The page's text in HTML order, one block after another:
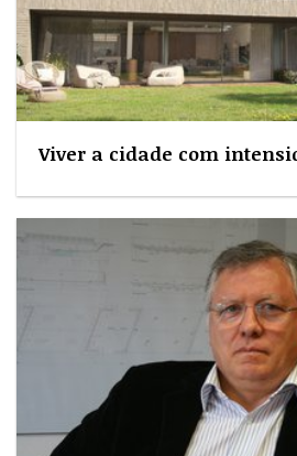
Viver a cidade com